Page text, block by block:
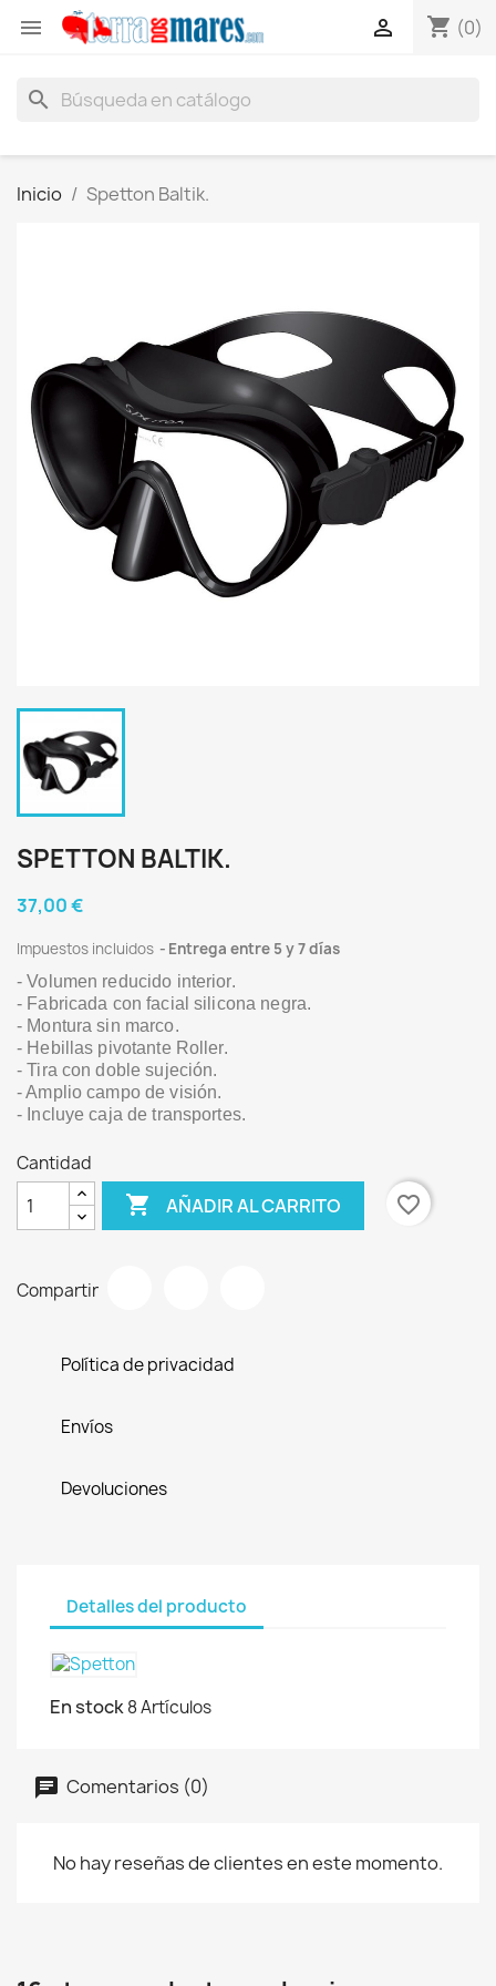
 shopping_cart (0)

search
Inicio Spetton Baltik.
SPETTON BALTIK.
37,00 €
Impuestos incluidos Entrega entre 5 y 7 días
- Volumen reducido interior.
- Fabricada con facial silicona negra.
- Montura sin marco.
- Hebillas pivotante Roller.
- Tira con doble sujeción.
- Amplio campo de visión.
- Incluye caja de transportes.
Cantidad
 AÑADIR AL CARRITO favorite_border
Compartir
Política de privacidad
Envíos
Devoluciones
Detalles del producto
En stock8 Artículos
Comentarios (0)
No hay reseñas de clientes en este momento.